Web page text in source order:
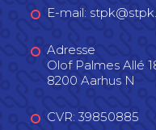
E-mail:
Adresse
Olof Palmes Allé
8200 Aarhus N
CVR: 39850885